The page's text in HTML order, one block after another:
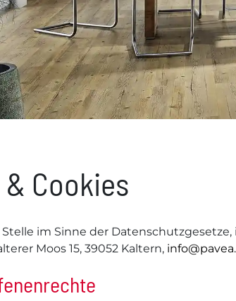
Cookies
im Sinne der
Moos 15, 39052 Kaltern,